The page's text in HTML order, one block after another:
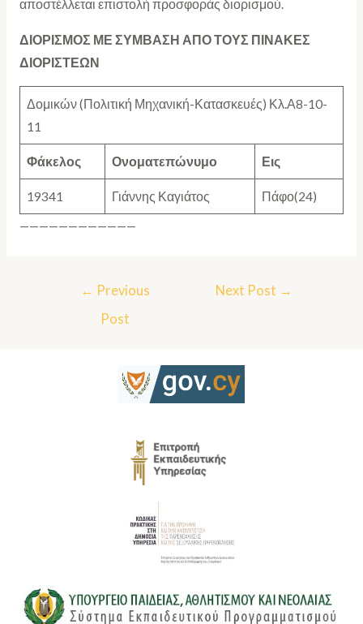
αποστέλλεται επιστολή προσφοράς διορισμού.
ΔΙΟΡΙΣΜΟΣ ΜΕ ΣΥΜΒΑΣΗ ΑΠΟ ΤΟΥΣ ΠΙΝΑΚΕΣ
ΔΙΟΡΙΣΤΕΩΝ
Δομικών (Πολιτική Μηχανική-Κατασκευές) Κλ.Α8-10-
11
Φάκελος Ονοματεπώνυμο Εις
19341 Γιάννης Καγιάτος
Πάφο(24)
————————————
← Previous
Post
Next Post →